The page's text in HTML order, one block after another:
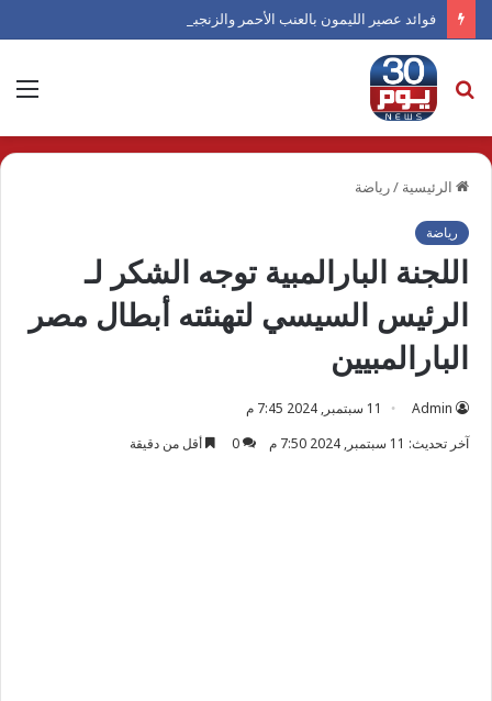
فوائد عصير الليمون بالعنب الأحمر والزنجبيل صيفًا
بحث
عن
الرئيسية /رياضة
رياضة
اللجنة البارالمبية توجه الشكر لـ
الرئيس السيسي لتهنئته أبطال مصر
البارالمبيين
Admin
11 سبتمبر, 2024 7:45 م
آخر تحديث: 11 سبتمبر, 2024 7:50 م
0 أقل من دقيقة